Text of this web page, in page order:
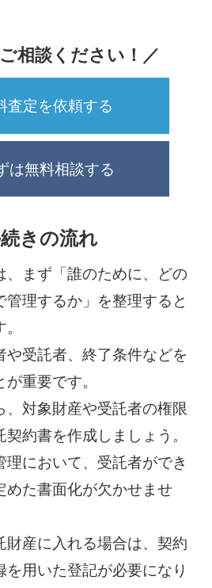
相談ください！／
査定を依頼する
は無料相談する
きの流れ
、まず「誰のために、どの
管理するか」を整理すると
や受託者、終了条件などを
重要です。
、対象財産や受託者の権限
約書を作成しましょう。
において、受託者ができ
めた書面化が欠かせませ
財産に入れる場合は、契約
用いた登記が必要になり